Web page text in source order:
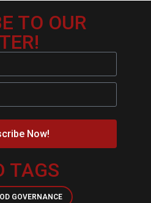
TO OUR
Now!
TAGS
GOVERNANCE